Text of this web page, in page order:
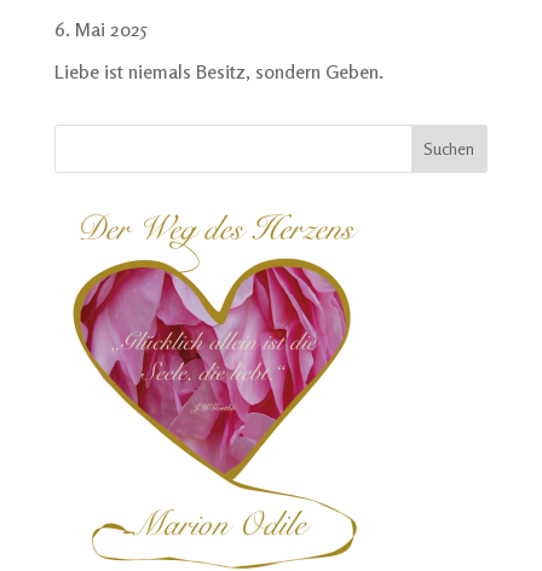
6. Mai 2025
Liebe ist niemals Besitz, sondern Geben.